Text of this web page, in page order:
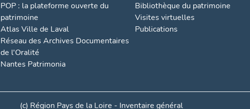
POP : la plateforme ouverte du
patrimoine
Atlas Ville de Laval
Réseau des Archives Documentaires
de l'Oralité
Nantes Patrimonia
Bibliothèque du patrimoine
Visites virtuelles
Publications
(c) Région Pays de la Loire - Inventaire général